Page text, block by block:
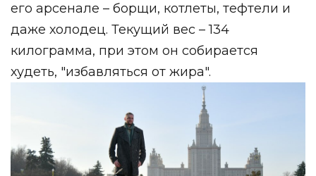
его арсенале – борщи, котлеты, тефтели и
даже холодец. Текущий вес – 134
килограмма, при этом он собирается
худеть, "избавляться от жира".